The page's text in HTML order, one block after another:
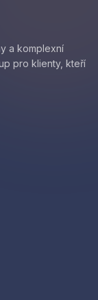
a komplexní
pro klienty, kteří